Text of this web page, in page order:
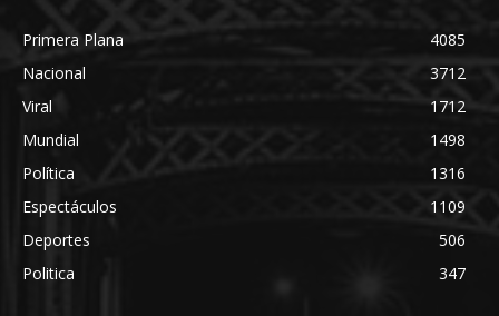
Primera Plana
4085
Nacional
3712
Viral
1712
Mundial
1498
Política
1316
Espectáculos
1109
Deportes
506
Politica
347